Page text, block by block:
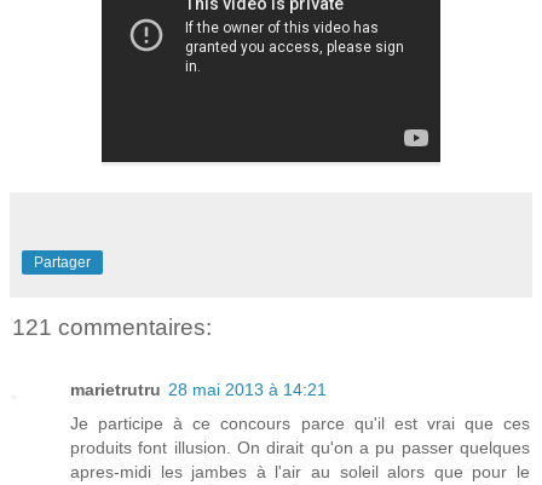
Partager
121 commentaires:
marietrutru 28 mai 2013 à 14:21
Je participe à ce concours parce qu'il est vrai que ces
produits font illusion. On dirait qu'on a pu passer quelques
apres-midi les jambes à l'air au soleil alors que pour le